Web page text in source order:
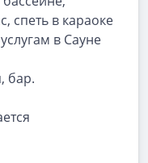
спеть в караоке
в Сауне
бар.